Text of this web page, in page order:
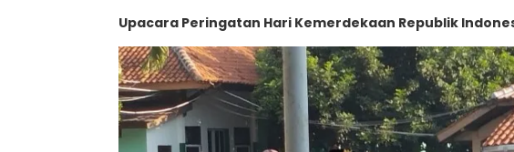
Upacara Peringatan Hari Kemerdekaan Republik